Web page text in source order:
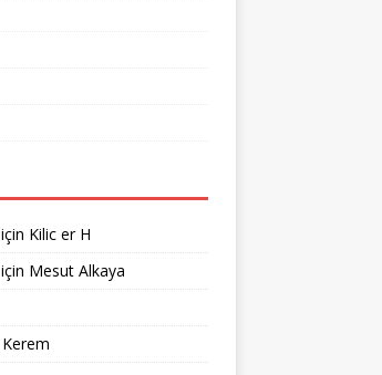
için Kilic er H
için Mesut Alkaya
Kerem